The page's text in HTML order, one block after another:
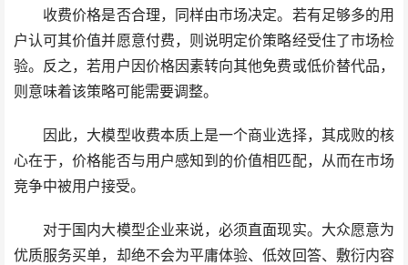
收费价格是否合理，同样由市场决定。若有足够多的用
户认可其价值并愿意付费，则说明定价策略经受住了市场检
验。反之，若用户因价格因素转向其他免费或低价替代品，
则意味着该策略可能需要调整。
因此，大模型收费本质上是一个商业选择，其成败的核
心在于，价格能否与用户感知到的价值相匹配，从而在市场
竞争中被用户接受。
对于国内大模型企业来说，必须直面现实。大众愿意为
优质服务买单，却绝不会为平庸体验、低效回答、敷衍内容